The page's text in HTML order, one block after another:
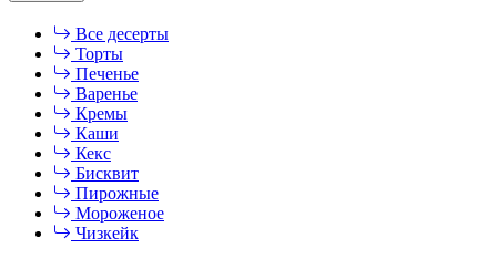
Все десерты
Торты
Печенье
Варенье
Кремы
Каши
Кекс
Бисквит
Пирожные
Мороженое
Чизкейк